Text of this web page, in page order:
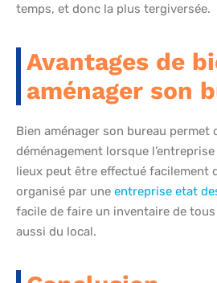
temps, et donc la plus tergiversée.
Avantages de
aménager son
Bien aménager son bureau permet
déménagement lorsque l’entreprise
lieux peut être effectué facilement
organisé par une entreprise etat
facile de faire un inventaire de
aussi du local.